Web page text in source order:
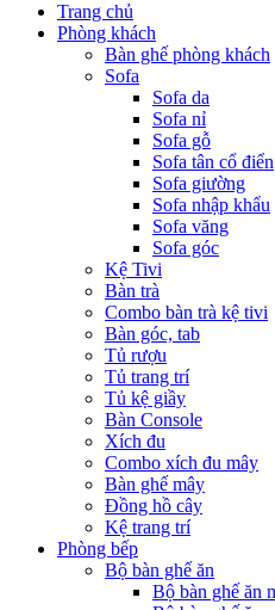
Trang chủ
Phòng khách
Bàn ghế phòng khách
Sofa
Sofa da
Sofa nỉ
Sofa gỗ
Sofa tân cổ điển
Sofa giường
Sofa nhập khẩu
Sofa văng
Sofa góc
Kệ Tivi
Bàn trà
Combo bàn trà kệ tivi
Bàn góc, tab
Tủ rượu
Tủ trang trí
Tủ kệ giầy
Bàn Console
Xích đu
Combo xích đu mây
Bàn ghế mây
Đồng hồ cây
Kệ trang trí
Phòng bếp
Bộ bàn ghế ăn
Bộ bàn ghế ăn